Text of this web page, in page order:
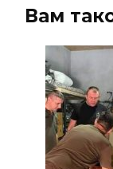
Вам